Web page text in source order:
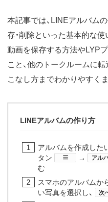
本記事では、LINEアルバム
存・削除といった基本的な使
動画を保存する方法やLYP
こと、他のトークルームに
こなし方までわかりやすく
LINEアルバムの作り方
アルバムを作成した
タン
​→ アル
む
スマホのアルバムか
い写真を選択し、
次